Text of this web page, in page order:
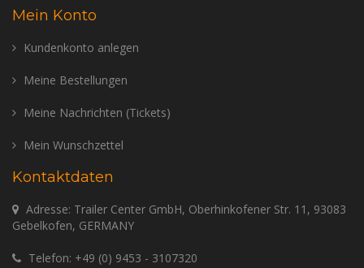
Mein Konto
Kundenkonto anlegen
Meine Bestellungen
Meine Nachrichten (Tickets)
Mein Wunschzettel
Kontaktdaten
Adresse: Trailer Center GmbH, Oberhinkofener Str. 11, 93083
Gebelkofen, GERMANY
Telefon: +49 (0) 9453 - 3107320